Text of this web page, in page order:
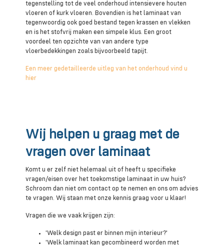
tegenstelling tot de veel onderhoud intensievere houten
vloeren of kurk vloeren. Bovendien is het laminaat van
tegenwoordig ook goed bestand tegen krassen en vlekken
en is het stofvrij maken een simpele klus. Een groot
voordeel ten opzichte van van andere type
vloerbedekkingen zoals bijvoorbeeld tapijt.
Een meer gedetailleerde uitleg van het onderhoud vind u
hier
Wij helpen u graag met de
vragen over laminaat
Komt u er zelf niet helemaal uit of heeft u specifieke
vragen/eisen over het toekomstige laminaat in uw huis?
Schroom dan niet om contact op te nemen en ons om advies
te vragen. Wij staan met onze kennis graag voor u klaar!
Vragen die we vaak krijgen zijn:
'Welk design past er binnen mijn interieur?'
'Welk laminaat kan gecombineerd worden met